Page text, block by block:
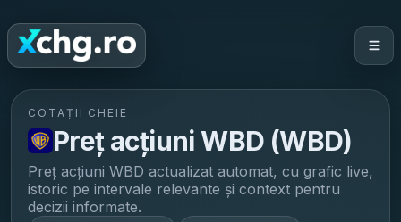
COTAȚII CHEIE
Preț acțiuniWBD (WBD)
Preț acțiuni WBD actualizat automat, cu grafic live,
istoric pe intervale relevante și context pentru
decizii informate.